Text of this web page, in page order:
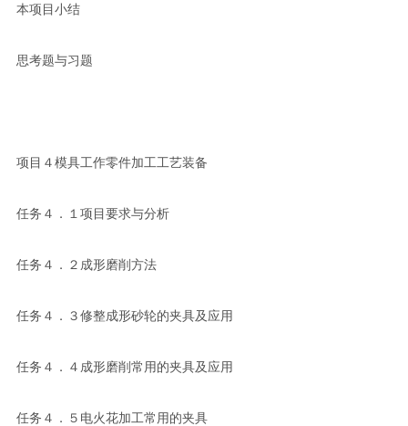
本项目小结
思考题与习题
项目４模具工作零件加工工艺装备
任务４．１项目要求与分析
任务４．２成形磨削方法
任务４．３修整成形砂轮的夹具及应用
任务４．４成形磨削常用的夹具及应用
任务４．５电火花加工常用的夹具